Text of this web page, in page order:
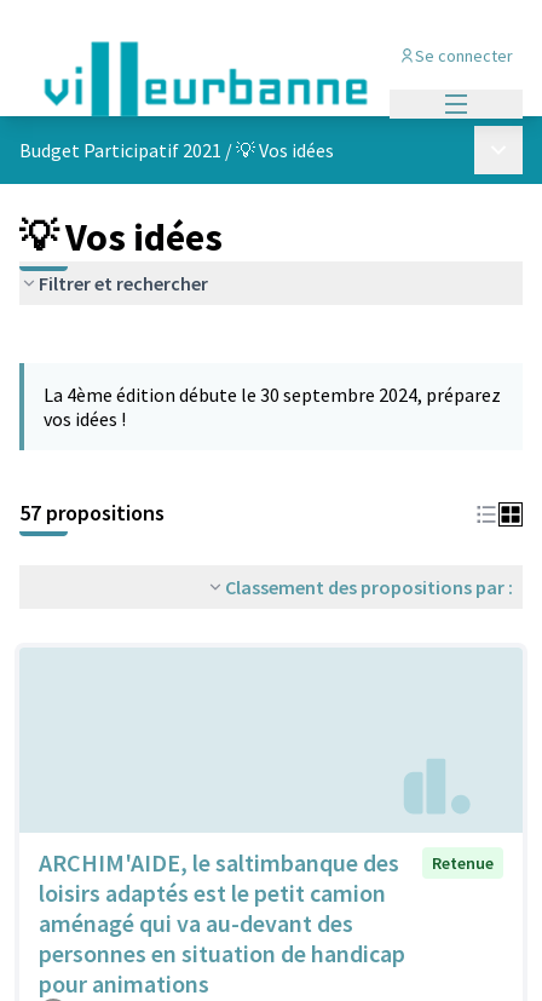
Se connecter
Budget Participatif 2021 /💡 Vos idées
💡 Vos idées
Filtrer et rechercher
La 4ème édition débute le 30 septembre 2024, préparez
vos idées !
57 propositions
Classement des propositions par :
ARCHIM'AIDE, le saltimbanque des
loisirs adaptés est le petit camion
aménagé qui va au-devant des
personnes en situation de handicap
pour animations
Retenue